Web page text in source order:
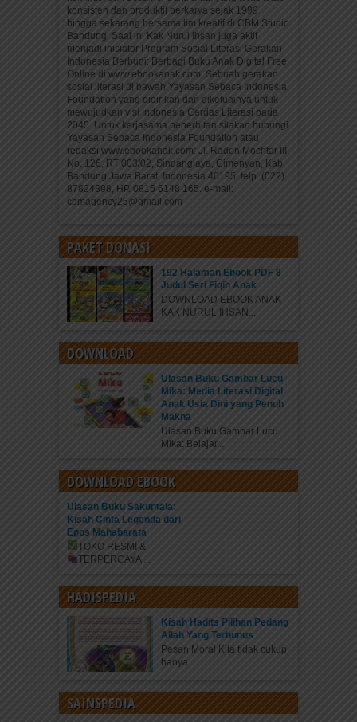
konsisten dan produktif berkarya sejak 1999
hingga sekarang bersama tim kreatif di CBM Studio
Bandung. Saat ini Kak Nurul Ihsan juga aktif
menjadi inisiator Program Sosial Literasi Gerakan
Indonesia Berbudi: Berbagi Buku Anak Digital Free
Online di www.ebookanak.com. Sebuah gerakan
sosial literasi di bawah Yayasan Sebaca Indonesia
Foundation yang didirikan dan diketuainya untuk
mewujudkan visi Indonesia Cerdas Literasi pada
2045. Untuk kerjasama penerbitan silakan hubungi
Yayasan Sebaca Indonesia Foundation atau
redaksi www.ebookanak.com: Jl. Raden Mochtar III,
No. 126, RT 003/02, Sindanglaya, Cimenyan, Kab.
Bandung Jawa Barat, Indonesia 40195, telp. (022)
87824898, HP. 0815 6148 165. e-mail:
cbmagency25@gmail.com
PAKET DONASI
192 Halaman Ebook PDF 8
Judul Seri Fiqih Anak
DOWNLOAD EBOOK ANAK
KAK NURUL IHSAN...
DOWNLOAD
Ulasan Buku Gambar Lucu
Mika: Media Literasi Digital
Anak Usia Dini yang Penuh
Makna
Ulasan Buku Gambar Lucu
Mika: Belajar...
DOWNLOAD EBOOK
Ulasan Buku Sakuntala:
Kisah Cinta Legenda dari
Epos Mahabarata
TOKO RESMI &
TERPERCAYA ...
HADISPEDIA
Kisah Hadits Pilihan Pedang
Allah Yang Terhunus
Pesan Moral Kita tidak cukup
hanya...
SAINSPEDIA